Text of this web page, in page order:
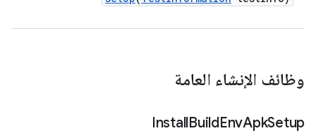
وظائف الإنشاء العامة
InstallBuildEnvApkSetup